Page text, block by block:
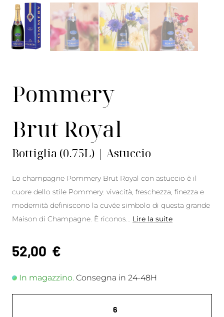
Pommery
Brut Royal
Bottiglia (0.75L) | Astuccio
Lo champagne Pommery Brut Royal con astuccio è il
cuore dello stile Pommery: vivacità, freschezza, finezza e
modernità definiscono la cuvée simbolo di questa grande
Maison di Champagne. È riconos
Lire la suite
52,00 €
In magazzino. Consegna in 24-48H